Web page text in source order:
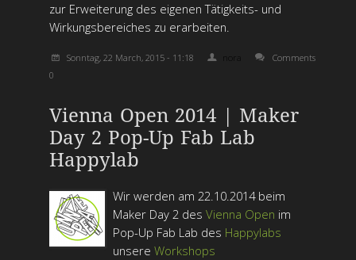
zur Erweiterung des eigenen Tätigkeits- und
Wirkungsbereiches zu erarbeiten.
Sonntag, 22 March, 2015 - 11:18
Comments
0
Vienna Open 2014 | Maker
Day 2 Pop-Up Fab Lab
Happylab
Wir werden am 22.10.2014 beim
Maker Day 2 desVienna Open im
Pop-Up Fab Lab des Happylabs
unsereWorkshops